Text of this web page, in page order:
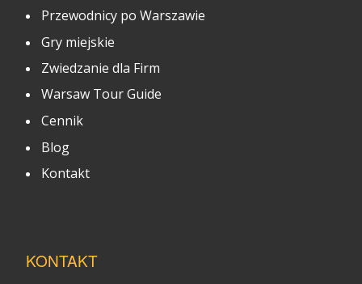
Przewodnicy po Warszawie
Gry miejskie
Zwiedzanie dla Firm
Warsaw Tour Guide
Cennik
Blog
Kontakt
KONTAKT